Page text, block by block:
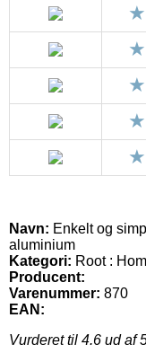
Navn: Enkelt og
aluminium
Kategori: Root :
Producent:
Varenummer: 870
EAN:
Vurderet til 4.6 ud af